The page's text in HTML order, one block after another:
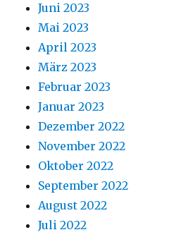
Juni 2023
Mai 2023
April 2023
März 2023
Februar 2023
Januar 2023
Dezember 2022
November 2022
Oktober 2022
September 2022
August 2022
Juli 2022